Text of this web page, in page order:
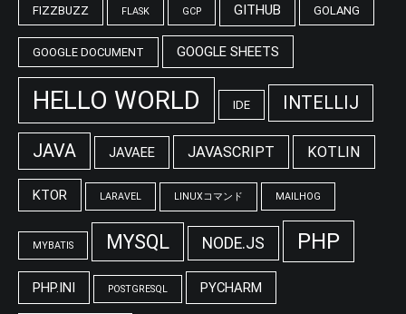
FIZZBUZZ FLASK GCP GITHUB GOLANG
GOOGLE DOCUMENT GOOGLE SHEETS
HELLO WORLD IDE INTELLIJ
JAVA JAVAEE JAVASCRIPT KOTLIN
KTOR LARAVEL LINUXコマンド MAILHOG
MYBATIS MYSQL NODE.JS PHP
PHP.INI POSTGRESQL PYCHARM